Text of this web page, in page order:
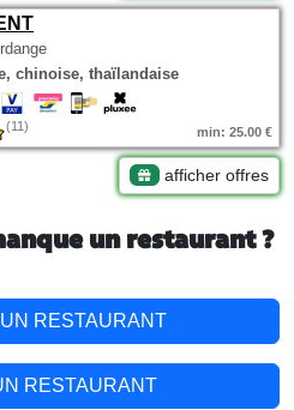
chinoise, thaïlandaise
(11) min: 25.00 €
afficher offres
un restaurant ?
RESTAURANT
RESTAURANT